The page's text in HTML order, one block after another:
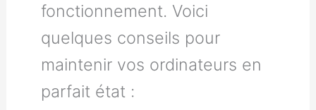
fonctionnement. Voici
quelques conseils pour
maintenir vos ordinateurs en
parfait état :